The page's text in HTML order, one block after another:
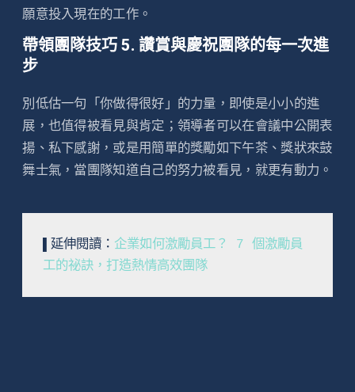
願意投入現在的工作。
帶領團隊技巧 5. 讚賞與慶祝團隊的每一次進
步
別低估一句「你做得很好」的力量，即使是小小的進
展，也值得被看見與肯定；領導者可以在會議中公開表
揚、私下感謝，或是用簡單的獎勵如下午茶、獎狀來鼓
舞士氣，當團隊知道自己的努力被看見，就更有動力。
▌延伸閱讀： 企業如何激勵員工？ 7 個激勵員
工的祕訣，打造熱情高效團隊